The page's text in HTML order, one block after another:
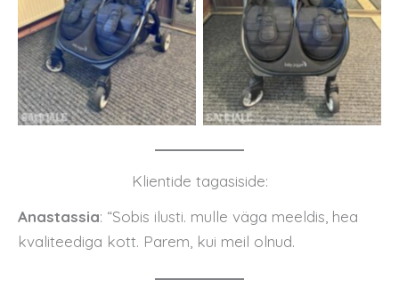
Klientide tagasiside:
Anastassia: “Sobis ilusti. mulle väga meeldis, hea
kvaliteediga kott. Parem, kui meil olnud.